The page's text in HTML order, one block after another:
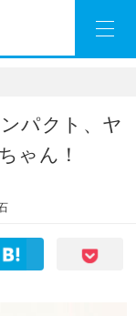
パクト、ヤ
ゃん！